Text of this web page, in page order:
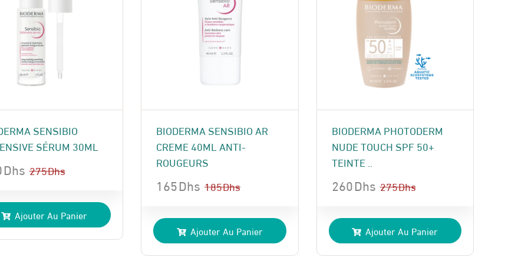
SENSIBIO
SÉRUM 30ML
275Dhs
:
Dhs
Ajouter Au Panier
BIODERMA SENSIBIO AR
CREME 40ML ANTI-
ROUGEURS
185Dhs
prix
initial
était :
165Dhs
prix
actuel
est :
Ajouter Au Panier
BIODERMA PHOTODERM
NUDE TOUCH SPF 50+
TEINTE ..
275Dhs
prix
initial
était :
260Dhs
prix
actuel
est :
Ajouter Au Panier